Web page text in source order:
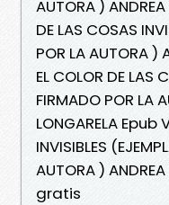
AUTORA ) ANDREA
DE LAS COSAS
POR LA AUTORA )
EL COLOR DE LAS
FIRMADO POR LA
LONGARELA Epub
INVISIBLES
AUTORA )
gratis